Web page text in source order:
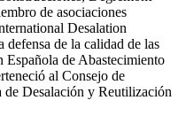
de asociaciones
Desalation
de la calidad de las
de Abastecimiento
al Consejo de
Desalación y Reutilización